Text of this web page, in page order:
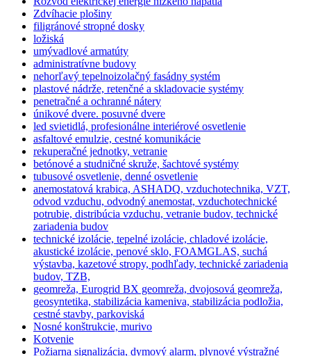
Zdvíhacie plošiny
filigránové stropné dosky
ložiská
umývadlové armatúty
administratívne budovy
nehorľavý tepelnoizolačný fasádny systém
plastové nádrže, retenčné a skladovacie systémy
penetračné a ochranné nátery
únikové dvere. posuvné dvere
led svietidlá, profesionálne interiérové osvetlenie
asfaltové emulzie, cestné komunikácie
rekuperačné jednotky, vetranie
betónové a studničné skruže, šachtové systémy
tubusové osvetlenie, denné osvetlenie
anemostatová krabica, ASHADQ, vzduchotechnika, VZT,
odvod vzduchu, odvodný anemostat, vzduchotechnické
potrubie, distribúcia vzduchu, vetranie budov, technické
zariadenia budov
technické izolácie, tepelné izolácie, chladové izolácie,
akustické izolácie, penové sklo, FOAMGLAS, suchá
výstavba, kazetové stropy, podhľady, technické zariadenia
budov, TZB,
geomreža, Eurogrid BX geomreža, dvojosová geomreža,
geosyntetika, stabilizácia kameniva, stabilizácia podložia,
cestné stavby, parkoviská
Nosné konštrukcie, murivo
Kotvenie
Požiarna signalizácia, dymový alarm, plynové výstražné